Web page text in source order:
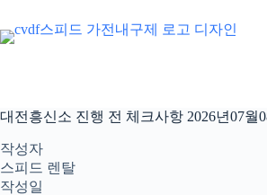
문
으
뛰
기
대전흥신소 진행 전 체크사항 2026년07월
작성자
스피드 렌탈
작성일